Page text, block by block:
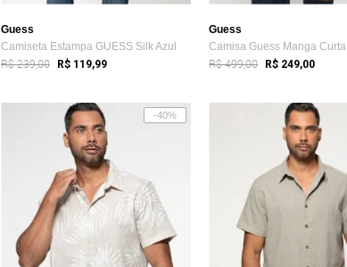
Guess
Camiseta Estampa GUESS Silk Azul
R$ 239,00 R$ 119,99
Guess
R$ 499,00 R$ 249,00
-40%